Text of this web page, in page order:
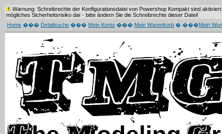
Warnung: Schreibrechte der Konfigurationsdatei von Powershop Kompakt sind
mögliches Sicherheitsrisiko dar - bitte ändern Sie die Schreibrechte dieser Datei!
Home ��� Detailsuche ��� Mein Konto ��� Mein Warenkorb � ���Mein